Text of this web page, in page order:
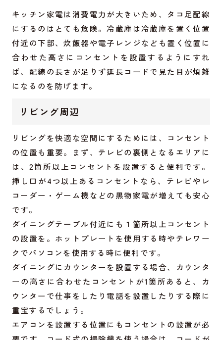
キッチン家電は消費電力が大きいため、タコ足配線
にするのはとても危険。冷蔵庫は冷蔵庫を置く位置
付近の下部、炊飯器や電子レンジなども置く位置に
合わせた高さにコンセントを設置するようにすれ
ば、配線の長さが足りず延長コードで見た目が煩雑
になるのを防げます。
リビング周辺
リビングを快適な空間にするためには、コンセント
の位置も重要。まず、テレビの裏側となるエリアに
は、2箇所以上コンセントを設置すると便利です。
挿し口が4つ以上あるコンセントなら、テレビやレ
コーダー・ゲーム機などの黒物家電が増えても安心
です。
ダイニングテーブル付近にも１箇所以上コンセント
の設置を。ホットプレートを使用する時やテレワー
クでパソコンを使用する時に便利です。
ダイニングにカウンターを設置する場合、カウンタ
ーの高さに合わせたコンセントが1箇所あると、カ
ウンターで仕事をしたり電話を設置したりする際に
重宝するでしょう。
エアコンを設置する位置にもコンセントの設置が必